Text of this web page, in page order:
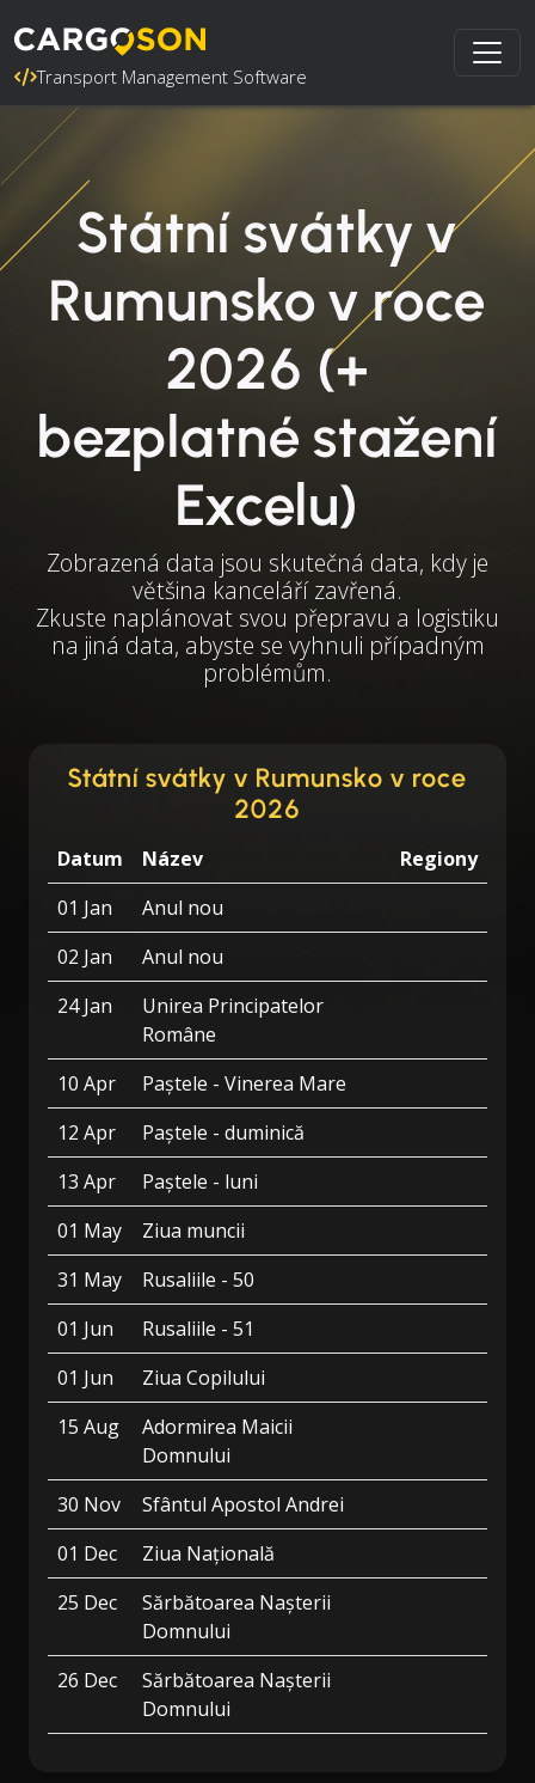
Transport Management Software
Státní svátky v
Rumunsko v roce
2026 (+
bezplatné stažení
Excelu)
Zobrazená data jsou skutečná data, kdy je
většina kanceláří zavřená.
Zkuste naplánovat svou přepravu a logistiku
na jiná data, abyste se vyhnuli případným
problémům.
Státní svátky v Rumunsko v roce
2026
Datum Název
Regiony
01 Jan
Anul nou
02 Jan
Anul nou
24 Jan
Unirea Principatelor
Române
10 Apr
Paștele - Vinerea Mare
12 Apr
Paștele - duminică
13 Apr
Paștele - luni
01 May
Ziua muncii
31 May
Rusaliile - 50
01 Jun
Rusaliile - 51
01 Jun
Ziua Copilului
15 Aug
Adormirea Maicii
Domnului
30 Nov
Sfântul Apostol Andrei
01 Dec
Ziua Națională
25 Dec
Sărbătoarea Nașterii
Domnului
26 Dec
Sărbătoarea Nașterii
Domnului